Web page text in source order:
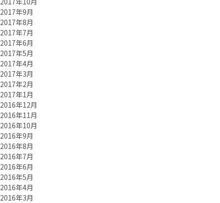
2017年9月
2017年8月
2017年7月
2017年6月
2017年5月
2017年4月
2017年3月
2017年2月
2017年1月
2016年12月
2016年11月
2016年10月
2016年9月
2016年8月
2016年7月
2016年6月
2016年5月
2016年4月
2016年3月